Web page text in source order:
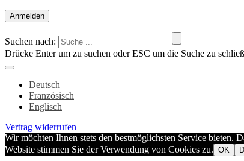
Anmelden
Suchen nach:
Drücke Enter um zu suchen oder ESC um die Suche zu
Deutsch
Französisch
Englisch
Vertrag widerrufen
Wir möchten Ihnen stets den bestmöglichsten Service
Website stimmen Sie der Verwendung von Cookies zu. OK